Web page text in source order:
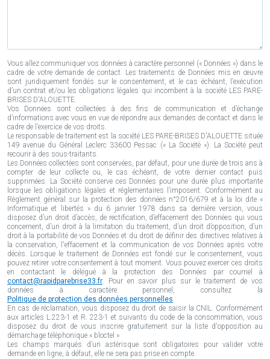
Vous allez communiquer vos données à caractère personnel (« Données ») dans le
cadre de votre demande de contact. Les traitements de Données mis en œuvre
sont juridiquement fondés sur le consentement, et le cas échéant, l’exécution
d’un contrat et/ou les obligations légales qui incombent à la société LES PARE-
BRISES D'ALOUETTE.
Vos Données sont collectées à des fins de communication et d’échange
d’informations avec vous en vue de répondre aux demandes de contact et dans le
cadre de l’exercice de vos droits.
Le responsable de traitement est la société LES PARE-BRISES D'ALOUETTE située
149 avenue du Général Leclerc 33600 Pessac (« La Société »). La Société peut
recourir à des sous-traitants.
Les Données collectées sont conservées, par défaut, pour une durée de trois ans à
compter de leur collecte ou, le cas échéant, de votre dernier contact puis
supprimées. La Société conserve ces Données pour une durée plus importante
lorsque les obligations légales et réglementaires l’imposent. Conformément au
Règlement général sur la protection des données n°2016/679 et à la loi dite «
Informatique et libertés » du 6 janvier 1978 dans sa dernière version, vous
disposez d’un droit d’accès, de rectification, d’effacement des Données qui vous
concernent, d’un droit à la limitation du traitement, d’un droit d’opposition, d’un
droit à la portabilité de vos Données et du droit de définir des directives relatives à
la conservation, l'effacement et la communication de vos Données après votre
décès. Lorsque le traitement de Données est fondé sur le consentement, vous
pouvez retirer votre consentement à tout moment. Vous pouvez exercer ces droits
en contactant le délégué à la protection des Données par courriel à
contact@rapidparebrise33.fr. Pour en savoir plus sur le traitement de vos
données à caractère personnel, consultez la
Politique de protection des données personnelles.
En cas de réclamation, vous disposez du droit de saisir la CNIL. Conformément
aux articles L.223-1 et R. 223-1 et suivants du code de la consommation, vous
disposez du droit de vous inscrire gratuitement sur la liste d'opposition au
démarchage téléphonique « bloctel »
Les champs marqués d’un astérisque sont obligatoires pour valider votre
demande en ligne, à défaut, elle ne sera pas prise en compte.